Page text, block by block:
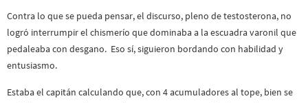
Contra lo que se pueda pensar, el discurso, pleno de testosterona, no
logró interrumpir el chismerío que dominaba a la escuadra varonil que
pedaleaba con desgano. Eso sí, siguieron bordando con habilidad y
entusiasmo.
Estaba el capitán calculando que, con 4 acumuladores al tope, bien se